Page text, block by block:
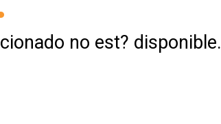
no est? disponible.